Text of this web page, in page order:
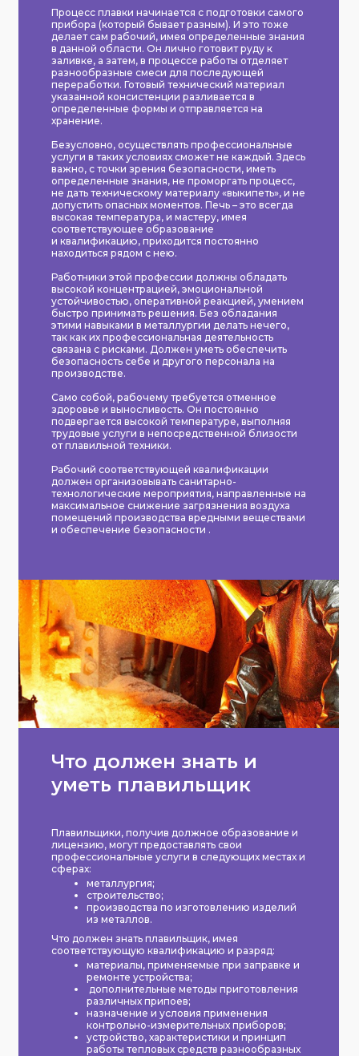
Процесс плавки начинается с подготовки самого
прибора (который бывает разным). И это тоже
делает сам рабочий, имея определенные знания
в данной области. Он лично готовит руду к
заливке, а затем, в процессе работы отделяет
разнообразные смеси для последующей
переработки. Готовый технический материал
указанной консистенции разливается в
определенные формы и отправляется на
хранение.
Безусловно, осуществлять профессиональные
услуги в таких условиях сможет не каждый. Здесь
важно, с точки зрения безопасности, иметь
определенные знания, не проморгать процесс,
не дать техническому материалу «выкипеть», и не
допустить опасных моментов. Печь – это всегда
высокая температура, и мастеру, имея
соответствующее образование
и квалификацию, приходится постоянно
находиться рядом с нею.
Работники этой профессии должны обладать
высокой концентрацией, эмоциональной
устойчивостью, оперативной реакцией, умением
быстро принимать решения. Без обладания
этими навыками в металлургии делать нечего,
так как их профессиональная деятельность
связана с рисками. Должен уметь обеспечить
безопасность себе и другого персонала на
производстве.
Само собой, рабочему требуется отменное
здоровье и выносливость. Он постоянно
подвергается высокой температуре, выполняя
трудовые услуги в непосредственной близости
от плавильной техники.
Рабочий соответствующей квалификации
должен организовывать санитарно-
технологические мероприятия, направленные на
максимальное снижение загрязнения воздуха
помещений производства вредными веществами
и обеспечение безопасности .
Что должен знать и
уметь плавильщик
Плавильщики, получив должное образование и
лицензию, могут предоставлять свои
профессиональные услуги в следующих местах и
сферах:
металлургия;
строительство;
производства по изготовлению изделий
из металлов.
Что должен знать плавильщик, имея
соответствующую квалификацию и разряд:
материалы, применяемые при заправке и
ремонте устройства;
дополнительные методы приготовления
различных припоев;
назначение и условия применения
контрольно-измерительных приборов;
устройство, характеристики и принцип
работы тепловых средств разнообразных